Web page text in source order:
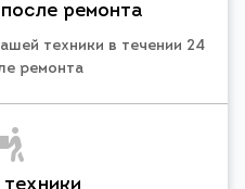
ремонта
техники в течении 24
ремонта